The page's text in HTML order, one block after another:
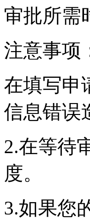
审批所需
注意事项
在填写申
信息错误
2.在等待
度。
3.如果您